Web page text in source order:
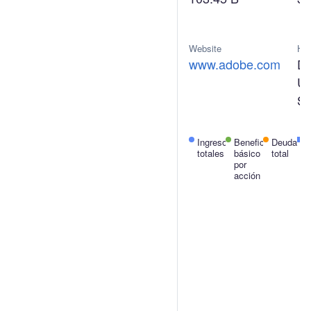
Website
www.adobe.com
Ingresos
totales
Beneficio
neto
Beneficio
básico
por
acción
Deuda
total